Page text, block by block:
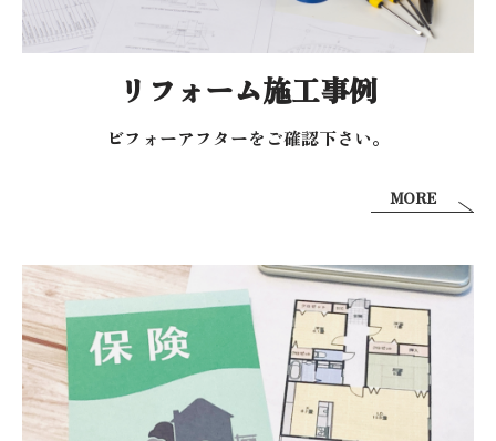
リフォーム施工事例
ビフォーアフターを ご確認下さい。
MORE